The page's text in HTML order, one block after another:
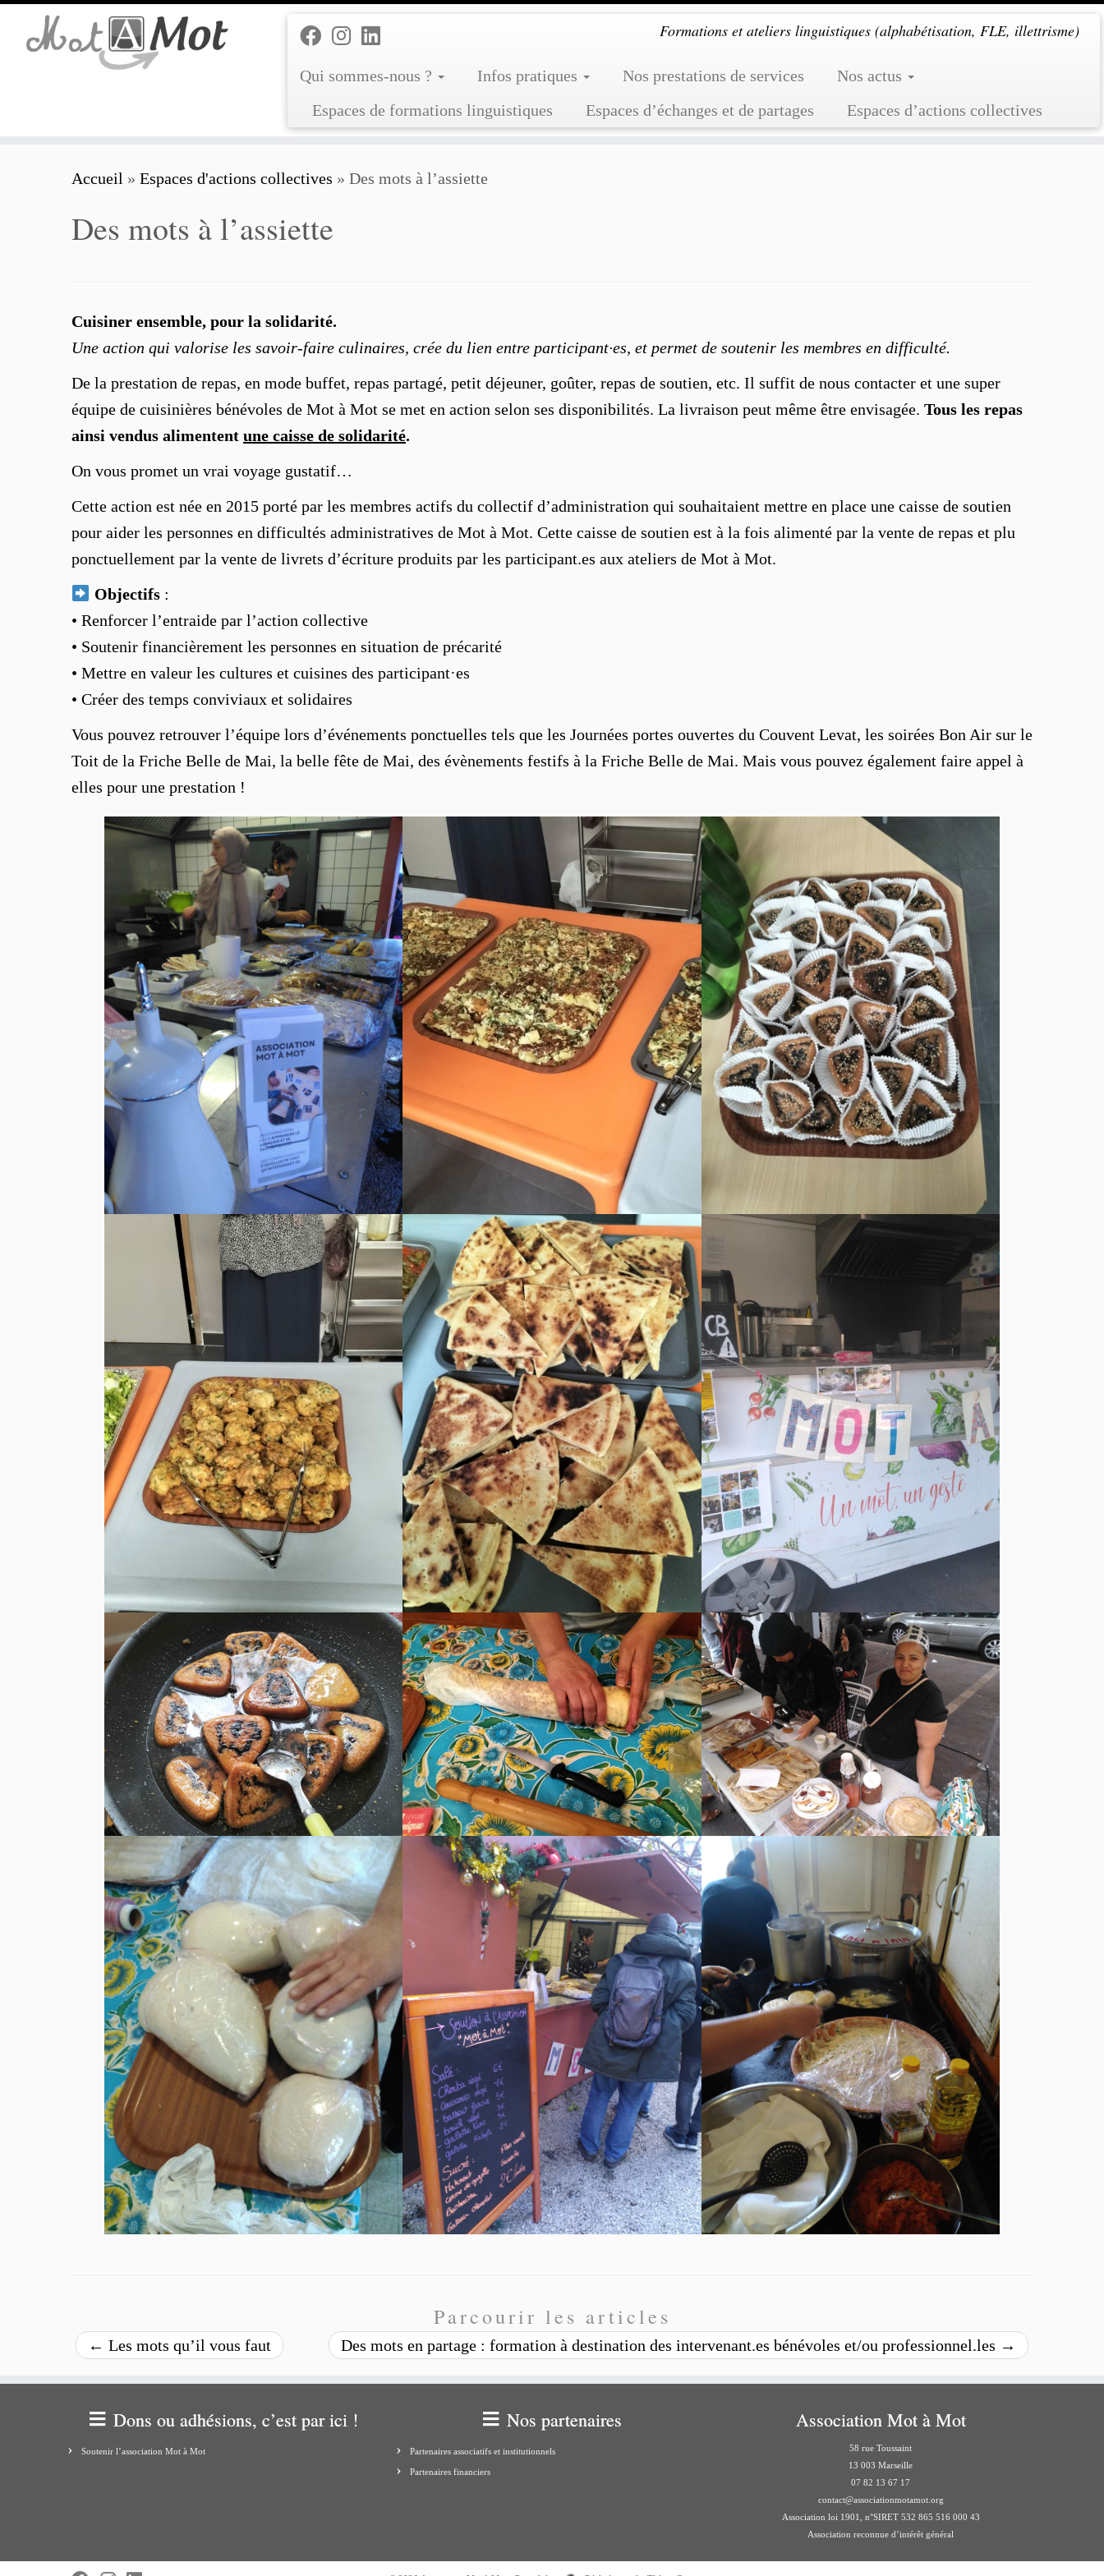
Formations et ateliers linguistiques (alphabétisation, FLE, illettrisme)
Qui sommes-nous ? Infos pratiques Nos prestations de services
Nos actus
Espaces de formations linguistiques
Espaces d’échanges et de partages Espaces d’actions collectives
Accueil » Espaces d'actions collectives » Des mots à l’assiette
Des mots à l’assiette
Cuisiner ensemble, pour la solidarité.
Une action qui valorise les savoir-faire culinaires, crée du lien entre participant·es, et permet de soutenir les membres en difficulté.
De la prestation de repas, en mode buffet, repas partagé, petit déjeuner, goûter, repas de soutien, etc. Il suffit de nous contacter et une super
équipe de cuisinières bénévoles de Mot à Mot se met en action selon ses disponibilités. La livraison peut même être envisagée. Tous les repas
ainsi vendus alimentent une caisse de solidarité.
On vous promet un vrai voyage gustatif…
Cette action est née en 2015 porté par les membres actifs du collectif d’administration qui souhaitaient mettre en place une caisse de soutien
pour aider les personnes en difficultés administratives de Mot à Mot. Cette caisse de soutien est à la fois alimenté par la vente de repas et plu
ponctuellement par la vente de livrets d’écriture produits par les participant.es aux ateliers de Mot à Mot.
Objectifs:
• Renforcer l’entraide par l’action collective
• Soutenir financièrement les personnes en situation de précarité
• Mettre en valeur les cultures et cuisines des participant·es
• Créer des temps conviviaux et solidaires
Vous pouvez retrouver l’équipe lors d’événements ponctuelles tels que les Journées portes ouvertes du Couvent Levat, les soirées Bon Air sur le
Toit de la Friche Belle de Mai, la belle fête de Mai, des évènements festifs à la Friche Belle de Mai. Mais vous pouvez également faire appel à
elles pour une prestation !
Parcourir les articles
← Les mots qu’il vous faut Des mots en partage : formation à destination des intervenant.es bénévoles et/ou professionnel.les →
Dons ou adhésions, c’est par ici !
Soutenir l’association Mot à Mot
Nos partenaires
Partenaires associatifs et institutionnels
Partenaires financiers
Association Mot à Mot
58 rue Toussaint
13 003 Marseille
07 82 13 67 17
contact@associationmotamot.org
Association loi 1901, n°SIRET 532 865 516 000 43
Association reconnue d’intérêt général